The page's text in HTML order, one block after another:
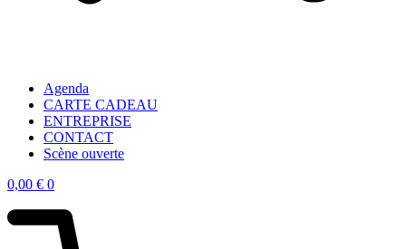
Agenda
CARTE CADEAU
ENTREPRISE
CONTACT
Scène ouverte
0,00 € 0